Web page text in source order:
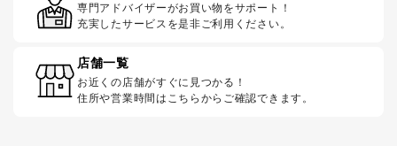
専門アドバイザーがお買い物をサポート！
充実したサービスを是非ご利用ください。
店舗一覧
お近くの店舗がすぐに見つかる！
住所や営業時間はこちらからご確認できます。